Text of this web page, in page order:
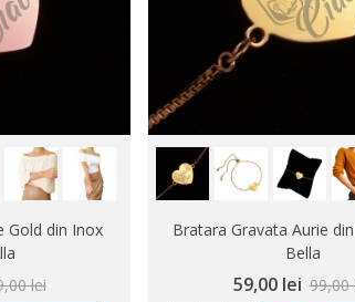
Gold din Inox
lei
Bratara Gravata Aurie
Bella
59,00 lei 99,00